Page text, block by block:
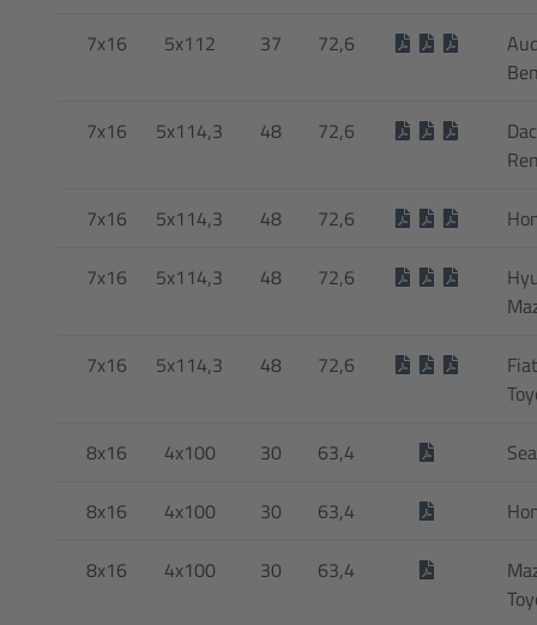
7x16 5x112 37 72,6
7x16 5x114,3 48 72,6
7x16 5x114,3 48 72,6
7x16 5x114,3 48 72,6
7x16 5x114,3 48 72,6
8x16 4x100 30 63,4
8x16 4x100 30 63,4
8x16 4x100 30 63,4